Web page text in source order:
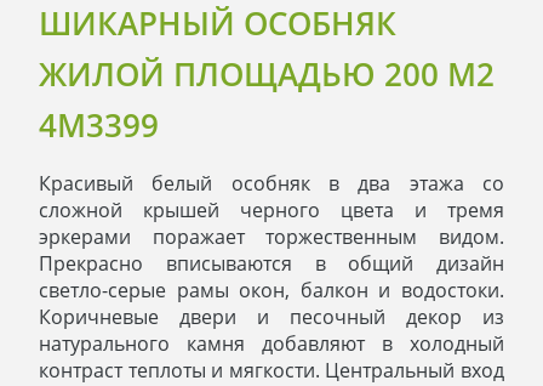
ШИКАРНЫЙ ОСОБНЯК
ЖИЛОЙ ПЛОЩАДЬЮ 200 М2
4M3399
Красивый белый особняк в два этажа со
сложной крышей черного цвета и тремя
эркерами поражает торжественным видом.
Прекрасно вписываются в общий дизайн
светло-серые рамы окон, балкон и водостоки.
Коричневые двери и песочный декор из
натурального камня добавляют в холодный
контраст теплоты и мягкости. Центральный вход